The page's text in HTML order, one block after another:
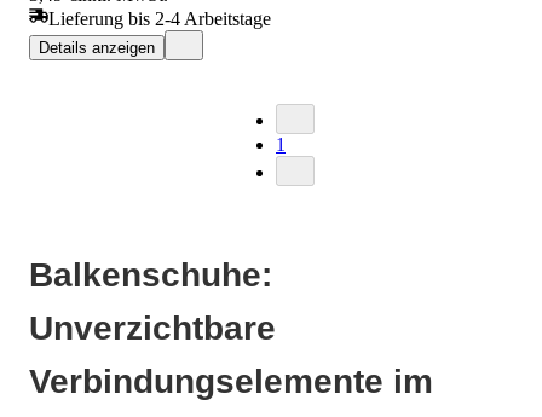
Lieferung bis 2-4 Arbeitstage
Details anzeigen
1
Balkenschuhe:
Unverzichtbare
Verbindungselemente im